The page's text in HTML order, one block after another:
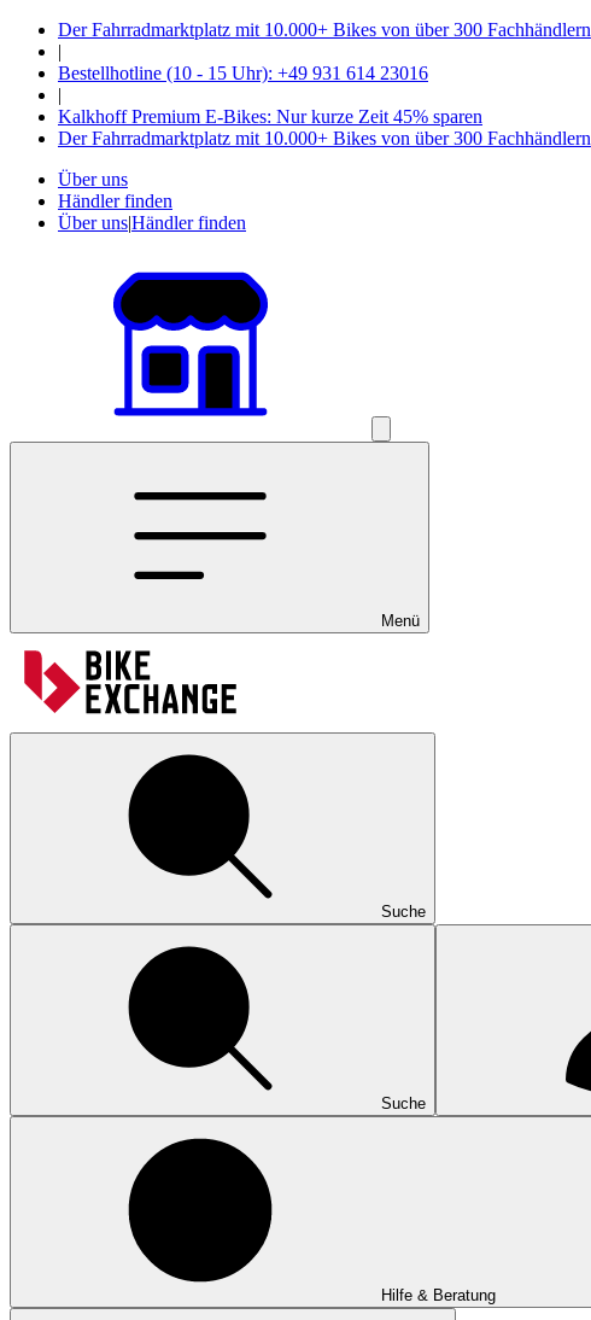
Der Fahrradmarktplatz mit 10.000+ Bikes von über 300 Fachhändlern
|
Bestellhotline (10 - 15 Uhr): +49 931 614 23016
|
Kalkhoff Premium E-Bikes: Nur kurze Zeit 45% sparen
Der Fahrradmarktplatz mit 10.000+ Bikes von über 300 Fachhändlern
Über uns
Händler finden
Über uns|Händler finden
Menü
Suche
Suche
Hilfe & Beratung